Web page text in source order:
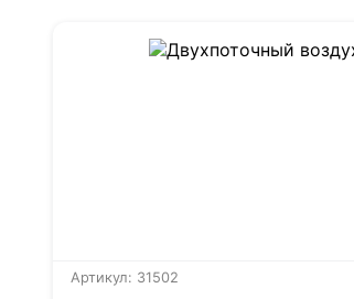
Артикул: 31502